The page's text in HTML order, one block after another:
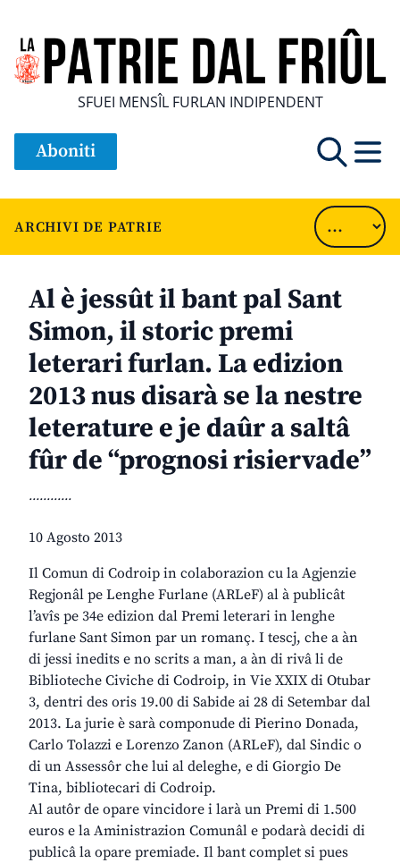
SFUEI MENSÎL FURLAN INDIPENDENT
Aboniti
ARCHIVI DE PATRIE
Al è jessût il bant pal Sant
Simon, il storic premi
leterari furlan. La edizion
2013 nus disarà se la nestre
leterature e je daûr a saltâ
fûr de “prognosi risiervade”
............
10 Agosto 2013
Il Comun di Codroip in colaborazion cu la Agjenzie
Regjonâl pe Lenghe Furlane (ARLeF) al à publicât
l’avîs pe 34e edizion dal Premi leterari in lenghe
furlane Sant Simon par un romanç. I tescj, che a àn
di jessi inedits e no scrits a man, a àn di rivâ li de
Biblioteche Civiche di Codroip, in Vie XXIX di Otubar
3, dentri des oris 19.00 di Sabide ai 28 di Setembar dal
2013. La jurie è sarà componude di Pierino Donada,
Carlo Tolazzi e Lorenzo Zanon (ARLeF), dal Sindic o
di un Assessôr che lui al deleghe, e di Giorgio De
Tina, bibliotecari di Codroip.
Al autôr de opare vincidore i larà un Premi di 1.500
euros e la Aministrazion Comunâl e podarà decidi di
publicâ la opare premiade. Il bant complet si pues